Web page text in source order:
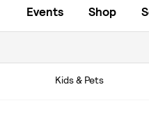
Events Shop
Kids & Pets